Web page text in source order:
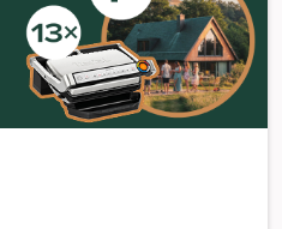
perfektně rozpálíte každé
večer doma, protože ty
jste spolu u dobrého jídla a
sklenky Tullamore.
Výhry:
hodnotě 25.000 KČ, 13×